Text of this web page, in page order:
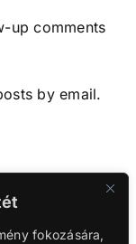
fokozására,
up comments
by email.